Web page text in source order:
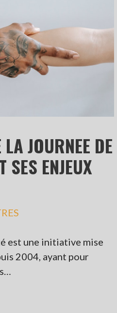
JOURNEE DE
SES ENJEUX
est une initiative mise
2004, ayant pour